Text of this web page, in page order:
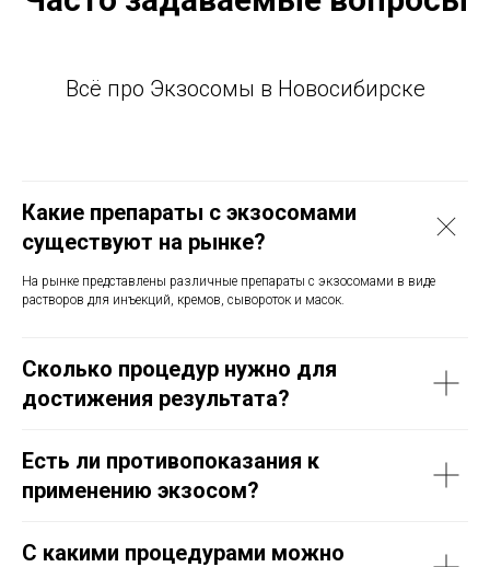
Всё про Экзосомы в Новосибирске
Какие препараты с экзосомами
существуют на рынке?
На рынке представлены различные препараты с экзосомами в виде
растворов для инъекций, кремов, сывороток и масок.
Сколько процедур нужно для
достижения результата?
Есть ли противопоказания к
применению экзосом?
С какими процедурами можно